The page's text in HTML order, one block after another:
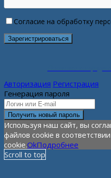
Согласие на обработку
Авторизация Регистрация
Генерация пароля
Используя наш сайт, вы
файлов cookie в
cookie.OkПодробнее
Scroll to top